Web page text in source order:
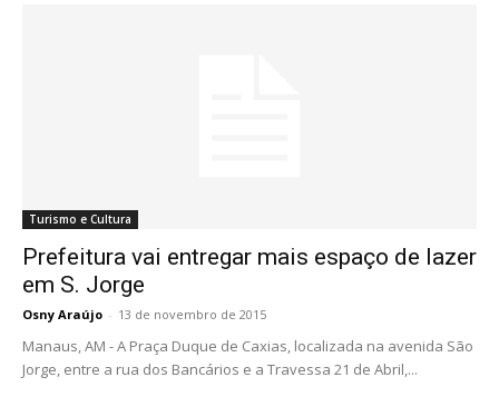
Turismo e Cultura
Prefeitura vai entregar mais espaço de lazer
em S. Jorge
Osny Araújo - 13 de novembro de 2015
Manaus, AM - A Praça Duque de Caxias, localizada na avenida São
Jorge, entre a rua dos Bancários e a Travessa 21 de Abril,...